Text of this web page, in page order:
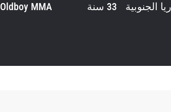
الجنوبية 33 سنة Oldboy MMA